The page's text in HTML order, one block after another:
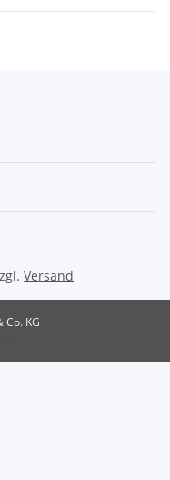
Versand
KG